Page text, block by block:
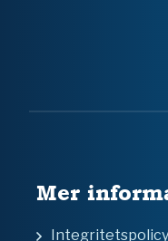
Mer
Integritetspolicy